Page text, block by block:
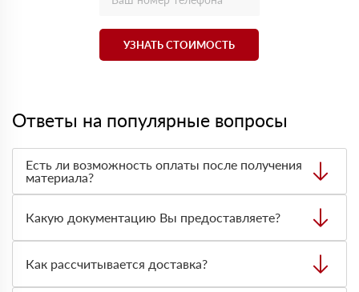
УЗНАТЬ СТОИМОСТЬ
Ответы на популярные вопросы
Есть ли возможность оплаты после получения
материала?
оплата по факту получения товара. При этом, если
доставленный товар был ненадлежащего качества, то
Вы вправе от него отказаться.
Какую документацию Вы предоставляете?
сертификаты и паспорта качества, а также товарно-
транспортную накладную.
Как рассчитывается доставка?